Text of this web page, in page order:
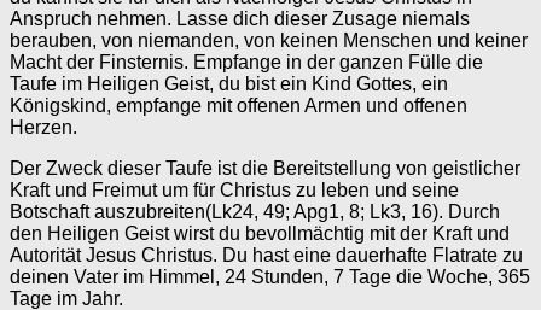
Anspruch nehmen. Lasse dich dieser Zusage niemals
berauben, von niemanden, von keinen Menschen und keiner
Macht der Finsternis. Empfange in der ganzen Fülle die
Taufe im Heiligen Geist, du bist ein Kind Gottes, ein
Königskind, empfange mit offenen Armen und offenen
Herzen.
Der Zweck dieser Taufe ist die Bereitstellung von geistlicher
Kraft und Freimut um für Christus zu leben und seine
Botschaft auszubreiten(Lk24, 49; Apg1, 8; Lk3, 16). Durch
den Heiligen Geist wirst du bevollmächtig mit der Kraft und
Autorität Jesus Christus. Du hast eine dauerhafte Flatrate zu
deinen Vater im Himmel, 24 Stunden, 7 Tage die Woche, 365
Tage im Jahr.